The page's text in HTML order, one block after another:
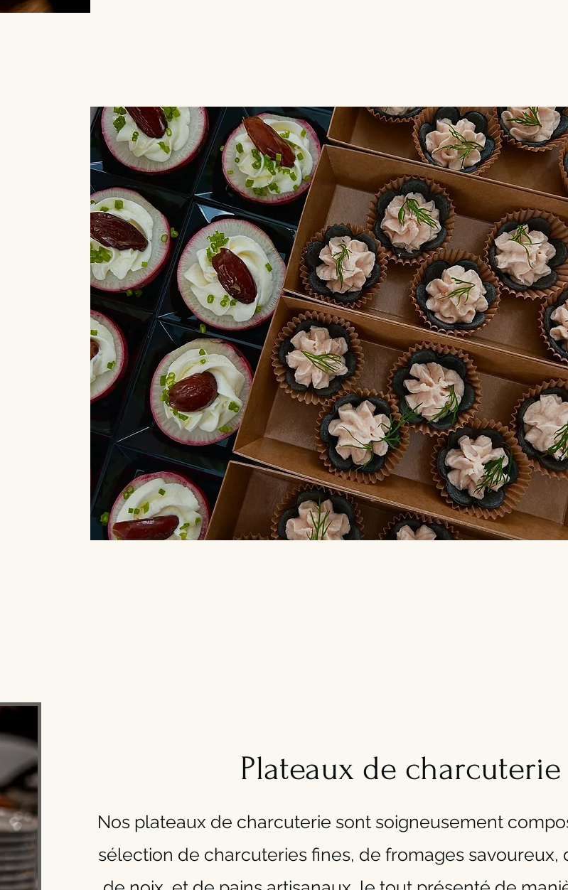
Plateaux de charcuterie
Nos plateaux de charcuterie sont soigneusement
sélection de charcuteries fines, de fromages savoureux,